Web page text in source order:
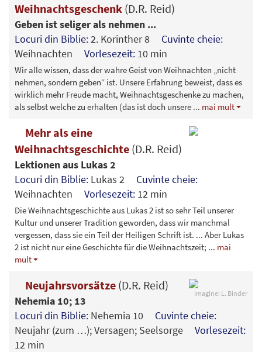
Weihnachtsgeschenk (D.R. Reid)
Geben ist seliger als nehmen ...
Locuri din Biblie:2. Korinther 8 Cuvinte cheie:
Weihnachten Vorlesezeit: 10 min
Wir alle wissen, dass der wahre Geist von Weihnachten „nicht
nehmen, sondern geben“ ist. Unsere Erfahrung beweist, dass es
wirklich mehr Freude macht, Weihnachtsgeschenke zu machen,
als selbst welche zu erhalten (das ist doch unsere ... mai mult
Mehr als eine
Weihnachtsgeschichte (D.R. Reid)
Lektionen aus Lukas 2
Locuri din Biblie: Lukas 2 Cuvinte cheie:
Weihnachten Vorlesezeit: 12 min
Die Weihnachtsgeschichte aus Lukas 2 ist so sehr Teil unserer
Kultur und unserer Tradition geworden, dass wir manchmal
vergessen, dass sie ein Teil der Heiligen Schrift ist. ... Aber Lukas
2 ist nicht nur eine Geschichte für die Weihnachtszeit; ... mai
mult
Imagine: L. Binder
Neujahrsvorsätze (D.R. Reid)
Nehemia 10; 13
Locuri din Biblie: Nehemia 10 Cuvinte cheie:
Neujahr (zum …); Versagen; Seelsorge Vorlesezeit:
12 min